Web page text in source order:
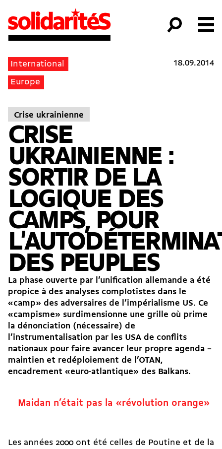
International
Europe
18.09.2014
Crise ukrainienne
CRISE
UKRAINIENNE :
SORTIR DE LA
LOGIQUE DES
CAMPS, POUR
DES PEUPLES
La phase ouverte par l’unification allemande a été
propice à des analyses complotistes dans le
«camp» des adversaires de l’impérialisme US. Ce
«campisme» surdimensionne une grille où prime
la dénonciation (nécessaire) de
l’instrumentalisation par les USA de conflits
nationaux pour faire avancer leur propre agenda –
maintien et redéploiement de l’OTAN,
encadrement «euro-atlantique» des Balkans.
Maidan n’était pas la «révolution orange»
Les années 2000 ont été celles de Poutine et de la